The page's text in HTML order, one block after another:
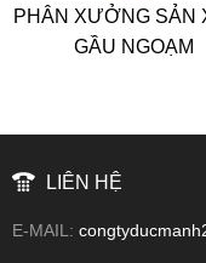
PHÂN XƯỞNG SẢN
GẦU NGOẠM
LIÊN HỆ
E-MAIL: